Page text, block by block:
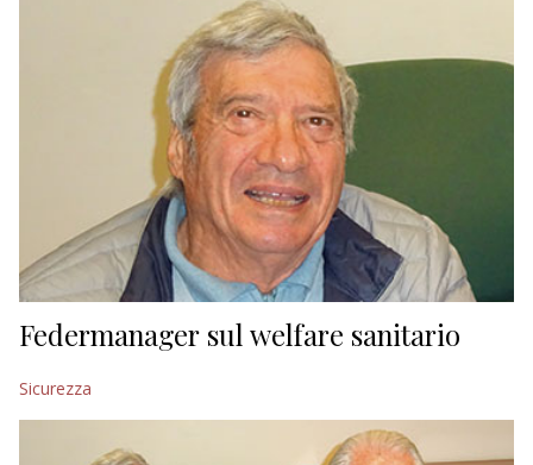
Federmanager sul welfare sanitario
Sicurezza